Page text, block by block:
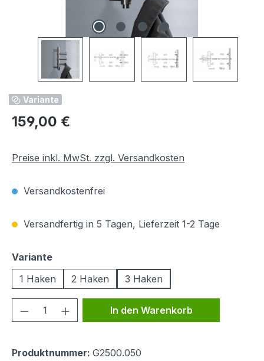
Variante
Regulärer Preis:
159,00 €
Preise inkl. MwSt. zzgl. Versandkosten
Versandkostenfrei
Versandfertig in 5 Tagen, Lieferzeit 1-2 Tage
Varianteauswählen
1 Haken
2 Haken 3 Haken
Produkt Anzahl: Gib den
In den Warenkorb
Produktnummer: G2500.050